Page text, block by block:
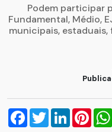
Podem participar
Fundamental, Médio,
municipais,
Facebook
TwitterLinkedIn